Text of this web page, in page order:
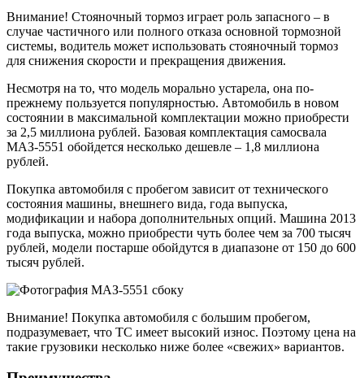
Внимание! Стояночный тормоз играет роль запасного – в
случае частичного или полного отказа основной тормозной
системы, водитель может использовать стояночный тормоз
для снижения скорости и прекращения движения.
Несмотря на то, что модель морально устарела, она по-
прежнему пользуется популярностью. Автомобиль в новом
состоянии в максимальной комплектации можно приобрести
за 2,5 миллиона рублей. Базовая комплектация самосвала
МАЗ-5551 обойдется несколько дешевле – 1,8 миллиона
рублей.
Покупка автомобиля с пробегом зависит от технического
состояния машины, внешнего вида, года выпуска,
модификации и набора дополнительных опций. Машина 2013
года выпуска, можно приобрести чуть более чем за 700 тысяч
рублей, модели постарше обойдутся в диапазоне от 150 до 600
тысяч рублей.
Внимание! Покупка автомобиля с большим пробегом,
подразумевает, что ТС имеет высокий износ. Поэтому цена на
такие грузовики несколько ниже более «свежих» вариантов.